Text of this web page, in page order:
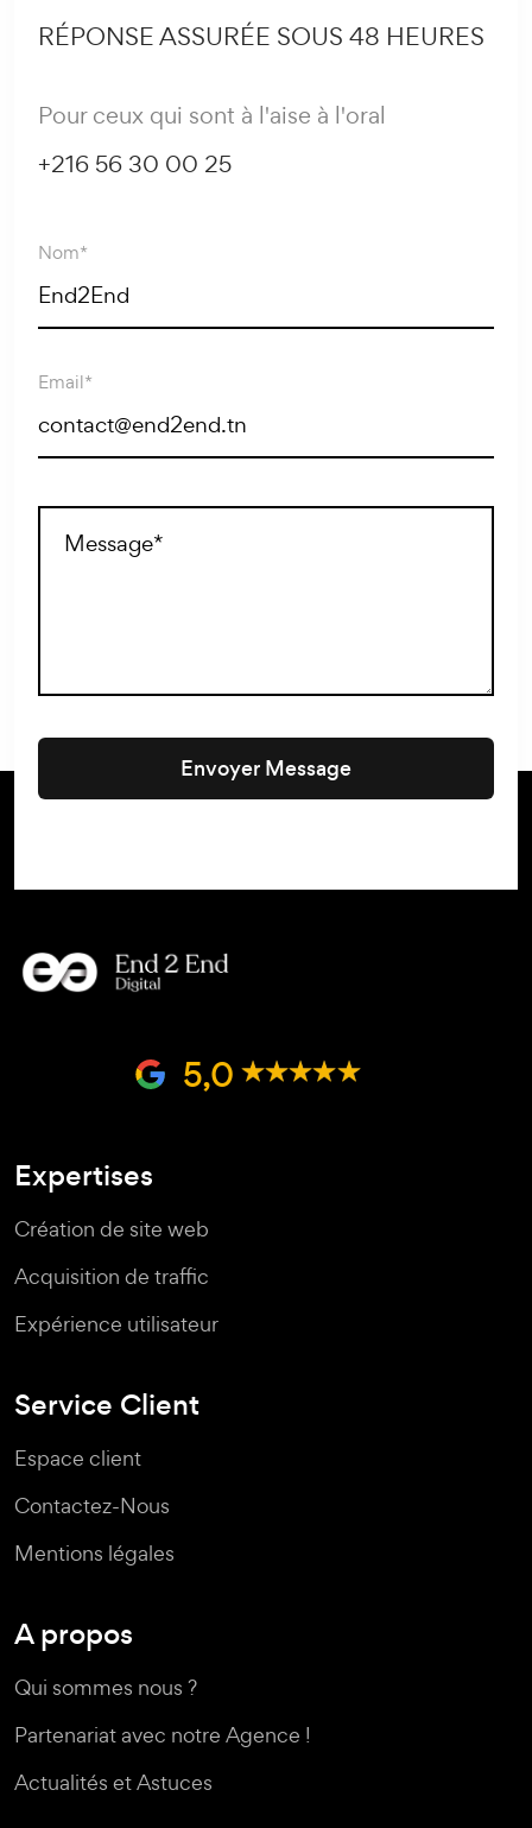
RÉPONSE ASSURÉE SOUS 48 HEURES
Pour ceux qui sont à l'aise à l'oral
+216 56 30 00 25
Nom*
Email*
Envoyer Message
5,0
Expertises
Création de site web
Acquisition de traffic
Expérience utilisateur
Service Client
Espace client
Contactez-Nous
Mentions légales
A propos
Qui sommes nous ?
Partenariat avec notre Agence !
Actualités et Astuces